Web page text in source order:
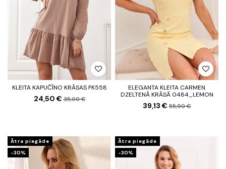
KLEITA KAPUČĪNO KRĀSAS FK558
24,50 €35,00 €
ELEGANTA KLEITA CARMEN
DZELTENĀ KRĀSĀ 0484_LEMON
39,13 € 55,90 €
Ātra piegāde
-30%
Ātra piegāde
-30%